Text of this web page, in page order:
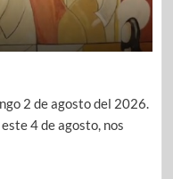
2 de agosto del 2026.
4 de agosto, nos